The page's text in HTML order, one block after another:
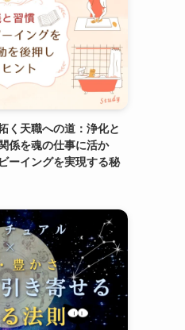
く天職への道：浄化と
係を魂の仕事に活か
ーイングを実現する秘